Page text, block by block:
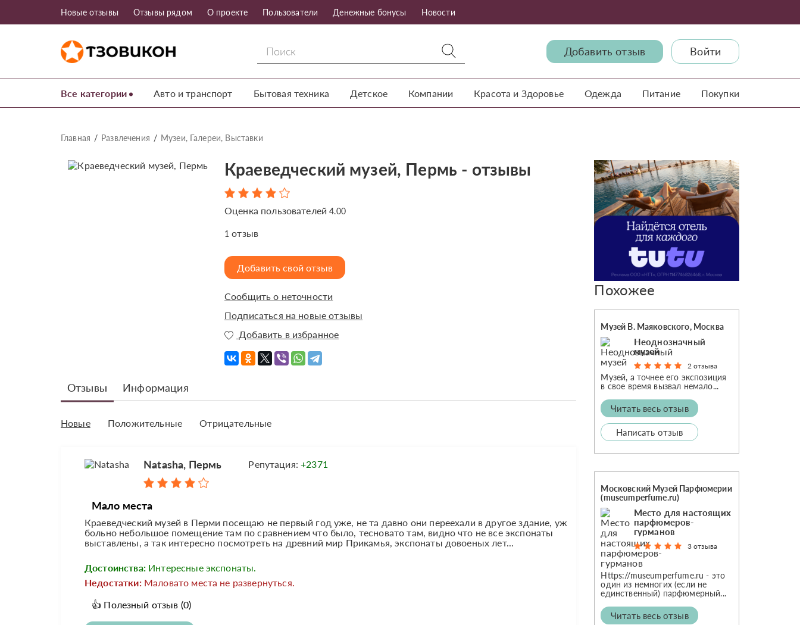
Новые отзывы Отзывы рядом О проекте Пользователи Денежные бонусы Новости
Добавить отзыв Войти
Все категории Авто и транспорт Бытовая техника Детское Компании Красота и Здоровье Одежда Питание Покупки
Главная Развлечения Музеи, Галереи, Выставки
Краеведческий музей, Пермь - отзывы
Оценка пользователей4.00
1 отзыв
Добавить свой отзыв
Сообщить о неточности
Подписаться на новые отзывы
Добавить в избранное
Отзывы Информация
Новые Положительные Отрицательные
Natasha, Пермь Репутация:+2371
Мало места
Краеведческий музей в Перми посещаю не первый год уже, не та давно они переехали в другое здание, уж
больно небольшое помещение там по сравнением что было, тесновато там, видно что не все экспонаты
выставлены, а так интересно посмотреть на древний мир Прикамья, экспонаты довоеных лет...
Достоинства: Интересные экспонаты.
Недостатки: Маловато места не развернуться.
👍 Полезный отзыв (0)
Похожее
Музей В. Маяковского, Москва
Неоднозначный
музей
2 отзыва
Музей, а точнее его экспозиция
в свое время вызвал немало...
Читать весь отзыв
Написать отзыв
Московский Музей Парфюмерии
(museumperfume.ru)
Место для настоящих
парфюмеров-
гурманов
3 отзыва
Https://museumperfume.ru - это
один из немногих (если не
единственный) парфюмерный...
Читать весь отзыв